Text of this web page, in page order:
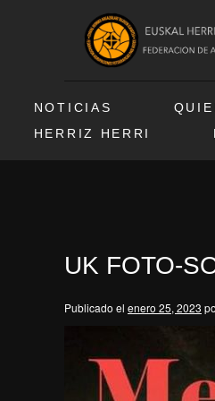
NOTICIAS
HERRIZ HERRI
UK FOTO-
Publicado el enero 25, 2023